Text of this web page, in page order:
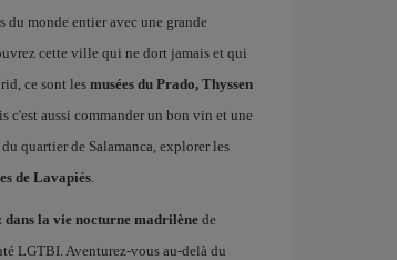
monde entier avec une grande
cette ville qui ne dort jamais et qui
ce sont les musées du Prado, Thyssen
c'est aussi commander un bon vin et une
quartier de Salamanca, explorer les
de Lavapiés.
dans la vie nocturne madrilènede
LGTBI. Aventurez-vous au-delà du